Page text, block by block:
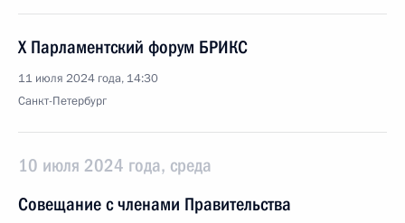
X Парламентский форум БРИКС
11 июля 2024 года, 14:30
Санкт-Петербург
10 июля 2024 года, среда
Совещание с членами Правительства